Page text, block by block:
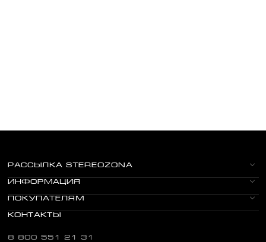
РАССЫЛКА STEREOZONA
ИНФОРМАЦИЯ
ПОКУПАТЕЛЯМ
КОНТАКТЫ
8 800 551 21 31